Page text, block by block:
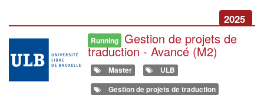
2025
Illustration Running Gestion de projets de
traduction - Avancé (M2)
Master
ULB
Gestion de projets de traduction